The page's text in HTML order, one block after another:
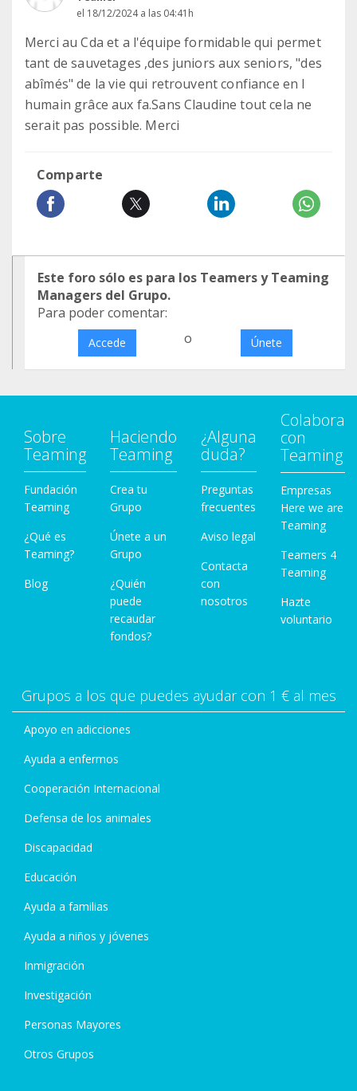
el 18/12/2024 a las 04:41h
Merci au Cda et a l'équipe formidable qui permet
tant de sauvetages ,des juniors aux seniors, "des
abîmés" de la vie qui retrouvent confiance en l
humain grâce aux fa.Sans Claudine tout cela ne
serait pas possible. Merci
Comparte
Este foro sólo es para los Teamers y Teaming
Managers del Grupo.
Para poder comentar:
Accede o Únete
Sobre
Teaming
Fundación
Teaming
¿Qué es
Teaming?
Blog
Haciendo
Teaming
Crea tu
Grupo
Únete a un
Grupo
¿Quién
puede
recaudar
fondos?
¿Alguna
duda?
Preguntas
frecuentes
Aviso legal
Contacta
con
nosotros
Colabora
con
Teaming
Empresas
Here we are
Teaming
Teamers 4
Teaming
Hazte
voluntario
Grupos a los que puedes ayudar con 1 € al mes
Apoyo en adicciones
Ayuda a enfermos
Cooperación Internacional
Defensa de los animales
Discapacidad
Educación
Ayuda a familias
Ayuda a niños y jóvenes
Inmigración
Investigación
Personas Mayores
Otros Grupos